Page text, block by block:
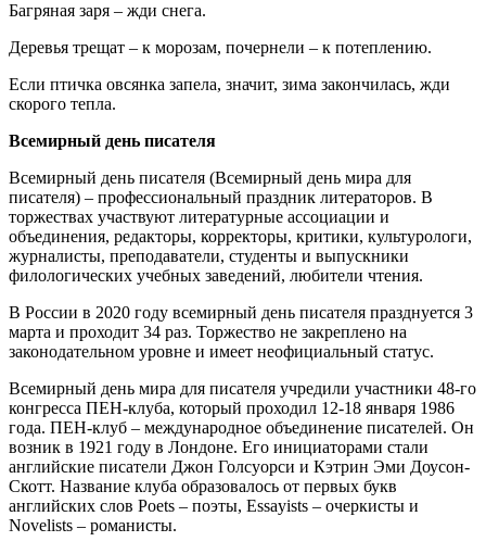
Багряная заря – жди снега.
Деревья трещат – к морозам, почернели – к потеплению.
Если птичка овсянка запела, значит, зима закончилась, жди
скорого тепла.
Всемирный день писателя
Всемирный день писателя (Всемирный день мира для
писателя) – профессиональный праздник литераторов. В
торжествах участвуют литературные ассоциации и
объединения, редакторы, корректоры, критики, культурологи,
журналисты, преподаватели, студенты и выпускники
филологических учебных заведений, любители чтения.
В России в 2020 году всемирный день писателя празднуется 3
марта и проходит 34 раз. Торжество не закреплено на
законодательном уровне и имеет неофициальный статус.
Всемирный день мира для писателя учредили участники 48-го
конгресса ПЕН-клуба, который проходил 12-18 января 1986
года. ПЕН-клуб – международное объединение писателей. Он
возник в 1921 году в Лондоне. Его инициаторами стали
английские писатели Джон Голсуорси и Кэтрин Эми Доусон-
Скотт. Название клуба образовалось от первых букв
английских слов Poets – поэты, Essayists – очеркисты и
Novelists – романисты.